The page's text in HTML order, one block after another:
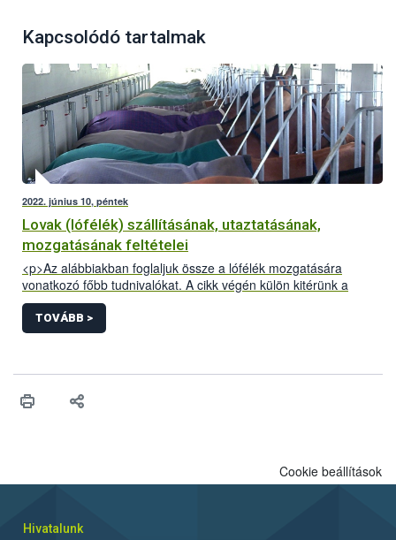
Kapcsolódó tartalmak
2022. június 10, péntek
Lovak (lófélék) szállításának, utaztatásának,
mozgatásának feltételei
<p>Az alábbiakban foglaljuk össze a lófélék mozgatására
vonatkozó főbb tudnivalókat. A cikk végén külön kitérünk a
Kárpát-medencei lovas túrákkal kapcsolatos információkra.</p>
TOVÁBB >
Cookie beállítások
Hivatalunk